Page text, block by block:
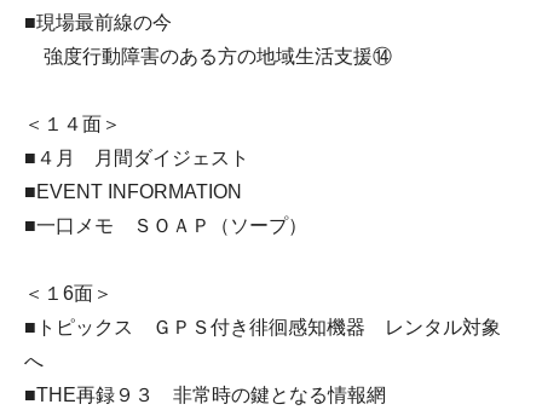
■現場最前線の今
強度行動障害のある方の地域生活支援⑭
＜１４面＞
■４月 月間ダイジェスト
■EVENT INFORMATION
■一口メモ ＳＯＡＰ（ソープ）
＜１6面＞
■トピックス ＧＰＳ付き徘徊感知機器 レンタル対象
へ
■THE再録９３ 非常時の鍵となる情報網